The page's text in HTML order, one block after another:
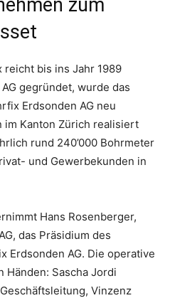
zum
bis ins Jahr 1989
gegründet, wurde das
Erdsonden AG neu
Kanton Zürich realisiert
rund 240’000 Bohrmeter
und Gewerbekunden in
Hans Rosenberger,
das Präsidium des
Erdsonden AG. Die operative
Sascha Jordi
Vinzenz